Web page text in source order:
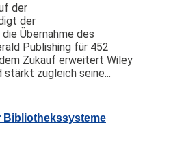
der
der
Übernahme des
Publishing für 452
Zukauf erweitert Wiley
zugleich seine...
Bibliothekssysteme